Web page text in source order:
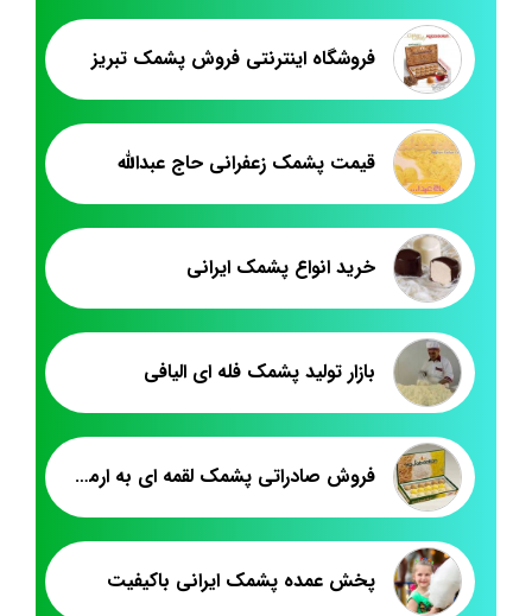
فروشگاه اینترنتی فروش پشمک تبریز
قيمت پشمک زعفرانی حاج عبدالله
خرید انواع پشمک ایرانی
بازار تولید پشمک فله ای الیافی
فروش صادراتی پشمک لقمه ای به ارمنستان
پخش عمده پشمک ایرانی باکیفیت